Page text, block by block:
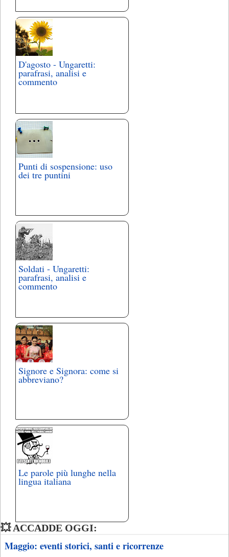
D'agosto - Ungaretti:
parafrasi, analisi e
commento
Punti di sospensione: uso
dei tre puntini
Soldati - Ungaretti:
parafrasi, analisi e
commento
Signore e Signora: come si
abbreviano?
Le parole più lunghe nella
lingua italiana
💥 ACCADDE OGGI:
Maggio: eventi storici, santi e ricorrenze